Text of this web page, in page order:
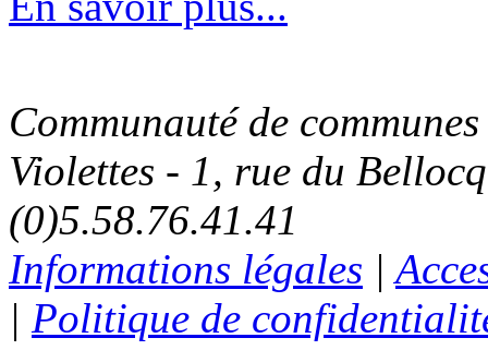
Communauté de
Violettes - 1, rue du
(0)5.58.76.41.41
Informations légales |
| Politique de